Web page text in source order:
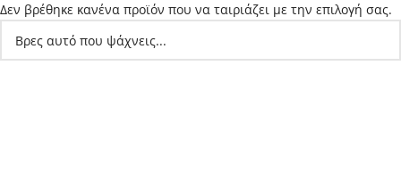
Δεν βρέθηκε κανένα προϊόν που να ταιριάζει με την επιλογή σας.